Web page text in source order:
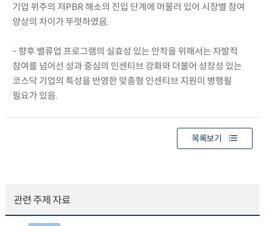
기업 위주의 저PBR 해소의 진입 단계에 머물러 있어 시장별 참여
양상의 차이가 뚜렷하였음.
- 향후 밸류업 프로그램의 실효성 있는 안착을 위해서는 자발적
참여를 넘어선 성과 중심의 인센티브 강화와 더불어 성장성 있는
코스닥 기업의 특성을 반영한 맞춤형 인센티브 지원이 병행될
필요가 있음.
목록보기
관련 주제 자료